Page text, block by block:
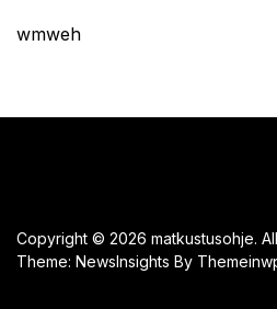
wmweh
Copyright © 2026 matkustusohje.
Theme: NewsInsights By